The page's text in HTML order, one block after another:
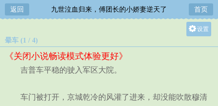
返回 九世泣血归来，傅团长的小娇妻逆天了 首页
设置
晕车 (1 / 4)
《关闭小说畅读模式体验更好》
吉普车平稳的驶入军区大院。
车门被打开，京城乾冷的风灌了进来，却没能吹散穆清